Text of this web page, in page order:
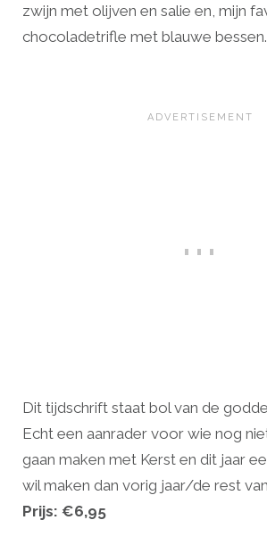
zwijn met olijven en salie en, mijn
chocoladetrifle met blauwe
Dit tijdschrift staat bol van de
Echt een aanrader voor wie nog
gaan maken met Kerst en dit jaar
wil maken dan vorig jaar/de rest
Prijs: €6,95